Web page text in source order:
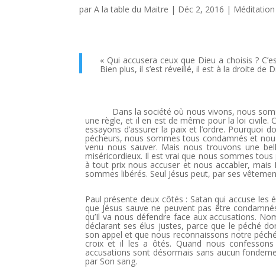
parA la table du Maitre | Déc 2, 2016 |
« Qui accusera ceux que Dieu a choisis ?
Bien plus, il s’est réveillé, il est à la droite de
Dans la société où nous vivons, nous
une règle, et il en est de même pour la loi civile.
essayons d’assurer la paix et l’ordre. Pourquoi
pécheurs, nous sommes tous condamnés et
venu nous sauver. Mais nous trouvons une
miséricordieux. Il est vrai que nous sommes
à tout prix nous accuser et nous accabler, mais
sommes libérés. Seul Jésus peut, par ses
Paul présente deux côtés : Satan qui accuse les
que Jésus sauve ne peuvent pas être
qu’Il va nous défendre face aux accusations.
déclarant ses élus justes, parce que le péché
son appel et que nous reconnaissons notre
croix et il les a ôtés. Quand nous
accusations sont désormais sans aucun
par Son sang.